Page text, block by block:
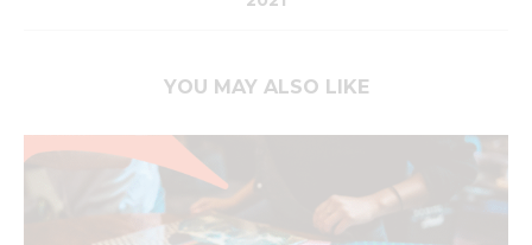
YOU MAY ALSO LIKE